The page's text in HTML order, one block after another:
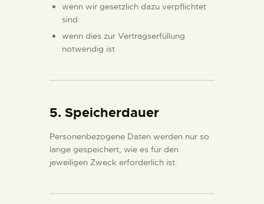
wenn wir gesetzlich dazu verpflichtet
sind
wenn dies zur Vertragserfüllung
notwendig ist
5. Speicherdauer
Personenbezogene Daten werden nur so
lange gespeichert, wie es für den
jeweiligen Zweck erforderlich ist.